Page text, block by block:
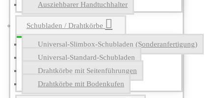
Ausziehbarer Handtuchhalter
Schubladen / Drahtkörbe
Universal-Slimbox-Schubladen (Sonderanfertigung)
Universal-Standard-Schubladen
Drahtkörbe mit Seitenführungen
Drahtkörbe mit Bodenkufen